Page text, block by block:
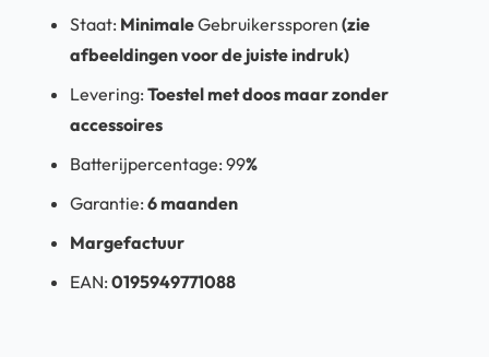
Staat: MinimaleGebruikerssporen (zie
afbeeldingen voor de juiste indruk)
Levering: Toestel met doos maar zonder
accessoires
Batterijpercentage: 99%
Garantie: 6 maanden
Margefactuur
EAN: 0195949771088